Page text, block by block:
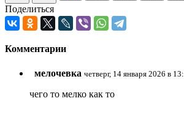
Поделиться
Комментарии
мелочевка четверг, 14 января 2026 в
чего то мелко как то